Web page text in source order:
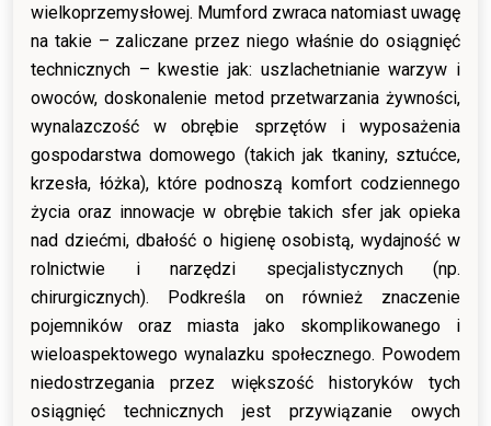
wielkoprzemysłowej. Mumford zwraca natomiast uwagę
na takie – zaliczane przez niego właśnie do osiągnięć
technicznych – kwestie jak: uszlachetnianie warzyw i
owoców, doskonalenie metod przetwarzania żywności,
wynalazczość w obrębie sprzętów i wyposażenia
gospodarstwa domowego (takich jak tkaniny, sztućce,
krzesła, łóżka), które podnoszą komfort codziennego
życia oraz innowacje w obrębie takich sfer jak opieka
nad dziećmi, dbałość o higienę osobistą, wydajność w
rolnictwie i narzędzi specjalistycznych (np.
chirurgicznych). Podkreśla on również znaczenie
pojemników oraz miasta jako skomplikowanego i
wieloaspektowego wynalazku społecznego. Powodem
niedostrzegania przez większość historyków tych
osiągnięć technicznych jest przywiązanie owych